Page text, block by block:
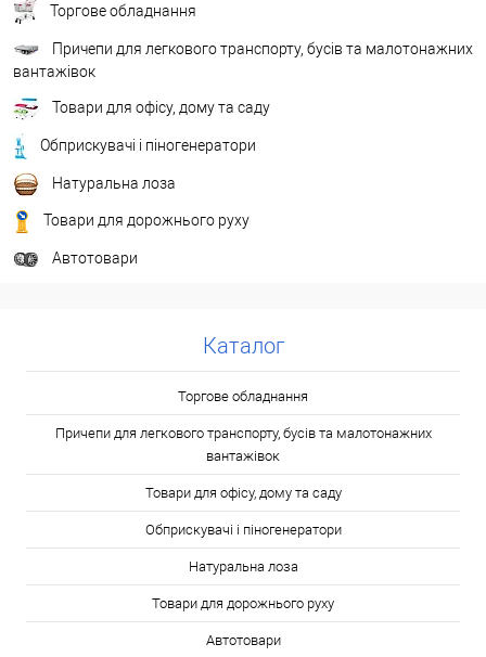
Торгове обладнання
Причепи для легкового транспорту, бусів та малотонажних
вантажівок
Товари для офісу, дому та саду
Обприскувачі і піногенератори
Натуральна лоза
Товари для дорожнього руху
Автотовари
Каталог
Торгове обладнання
Причепи для легкового транспорту, бусів та малотонажних
вантажівок
Товари для офісу, дому та саду
Обприскувачі і піногенератори
Натуральна лоза
Товари для дорожнього руху
Автотовари